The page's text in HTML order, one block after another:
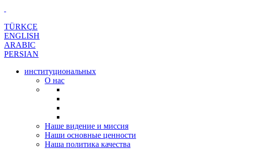
TÜRKÇE
ENGLISH
ARABIC
PERSIAN
институциональных
О нас
Наше видение и миссия
Наши основные ценности
Наша политика качества